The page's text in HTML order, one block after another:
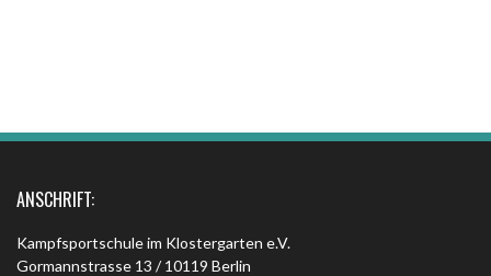
ANSCHRIFT:
Kampfsportschule im Klostergarten e.V.
Gormannstrasse 13 / 10119 Berlin